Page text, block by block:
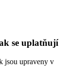
se uplatňují
jsou upraveny v